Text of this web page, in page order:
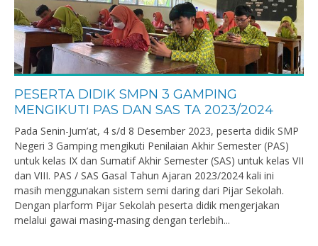
PESERTA DIDIK SMPN 3 GAMPING
MENGIKUTI PAS DAN SAS TA 2023/2024
Pada Senin-Jum’at, 4 s/d 8 Desember 2023, peserta didik SMP
Negeri 3 Gamping mengikuti Penilaian Akhir Semester (PAS)
untuk kelas IX dan Sumatif Akhir Semester (SAS) untuk kelas VII
dan VIII. PAS / SAS Gasal Tahun Ajaran 2023/2024 kali ini
masih menggunakan sistem semi daring dari Pijar Sekolah.
Dengan plarform Pijar Sekolah peserta didik mengerjakan
melalui gawai masing-masing dengan terlebih...